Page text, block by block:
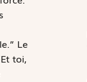
Le
toi,